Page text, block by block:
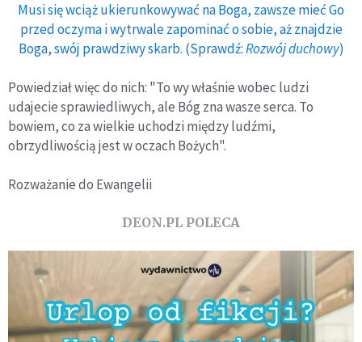
Musi się wciąż ukierunkowywać na Boga, zawsze mieć Go
przed oczyma i wytrwale zapominać o sobie, aż znajdzie
Boga, swój prawdziwy skarb. (Sprawdź:Rozwój duchowy)
Powiedział więc do nich: "To wy właśnie wobec ludzi
udajecie sprawiedliwych, ale Bóg zna wasze serca. To
bowiem, co za wielkie uchodzi między ludźmi,
obrzydliwością jest w oczach Bożych".
Rozważanie do Ewangelii
DEON.PL POLECA